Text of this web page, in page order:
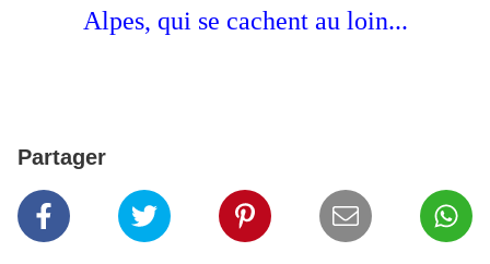
Alpes, qui se cachent au loin...
Partager